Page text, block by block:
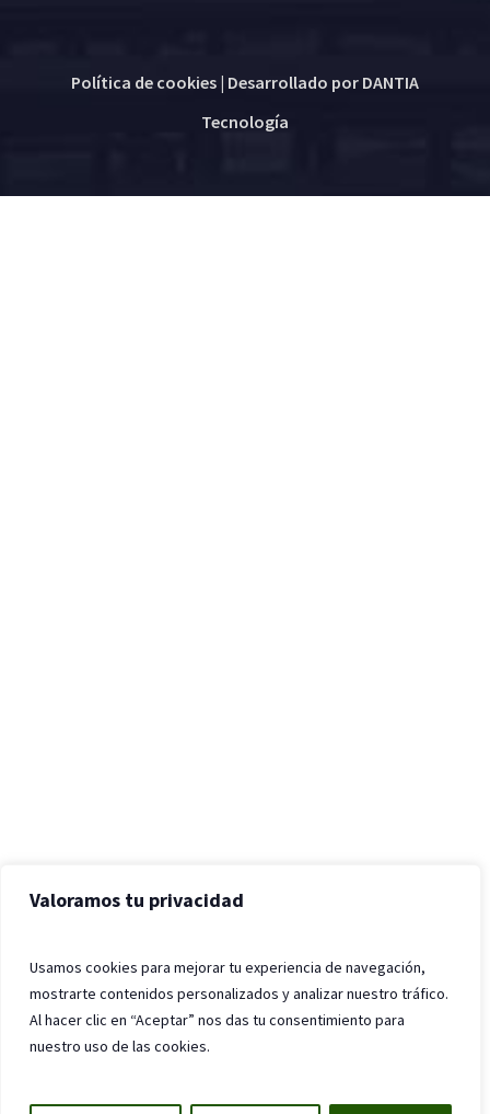
Valoramos tu privacidad
Usamos cookies para mejorar tu experiencia de navegación,
mostrarte contenidos personalizados y analizar nuestro tráfico.
Al hacer clic en “Aceptar” nos das tu consentimiento para
nuestro uso de las cookies.
Política de cookies| Desarrollado por DANTIA
Tecnología